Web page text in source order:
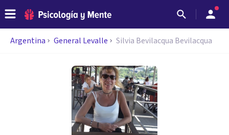
Argentina General Levalle Silvia Bevilacqua Bevilacqua